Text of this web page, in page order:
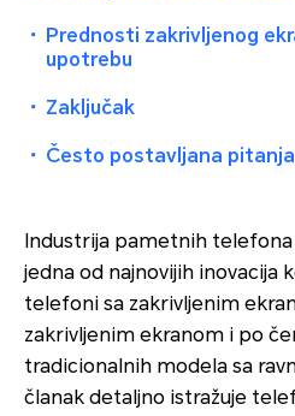
・ Prednosti zakrivljenog
upotrebu
・ Zaključak
・ Često postavljana pitanja
Industrija pametnih telefona
jedna od najnovijih inovacija
telefoni sa zakrivljenim
zakrivljenim ekranom i po
tradicionalnih modela sa
članak detaljno istražuje